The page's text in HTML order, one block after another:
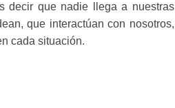
decir que nadie llega a nuestras
que interactúan con nosotros,
cada situación.